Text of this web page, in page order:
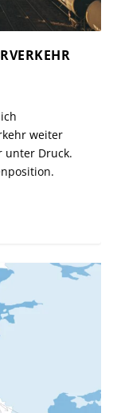
weiter
unter Druck.